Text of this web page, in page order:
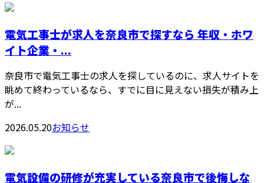
電気工事士が求人を奈良市で探すなら 年収・ホワ
イト企業・...
奈良市で電気工事士の求人を探しているのに、求人サイトを
眺めて終わっているなら、すでに目に見えない損失が積み上
が...
2026.05.20お知らせ
電気設備の研修が充実している奈良市で後悔しな